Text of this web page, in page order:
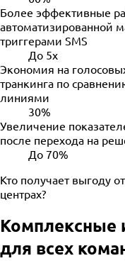
Более эффективные
автоматизированной
триггерами SMS
До 5x
Экономия на
транкинга по
линиями
30%
Увеличение
после перехода на
До 70%
Кто получает выгоду
центрах?
Комплексные
для всех